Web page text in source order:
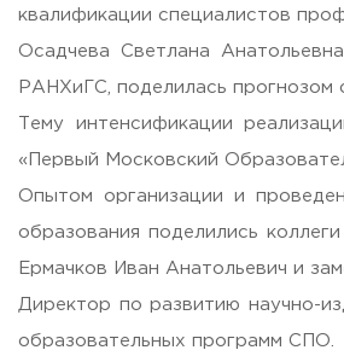
E-MAIL
info@rguts.ru
priem@rguts.ru - Приемная
ГРАФИК И РЕЖИМ РАБОТЫ
пн-чт: с 09:00 до 18:00;
сб-вс: выходной
пн-пт: с 10:00 до 17:00;
вс: выходной.
квалификации специалистов
Осадчева Светлана
РАНХиГС, поделилась прогнозом
Тему интенсификации
«Первый Московский
Опытом организации и
образования поделились
Ермачков Иван Анатольевич и
Директор по развитию научно-
образовательных программ СПО.